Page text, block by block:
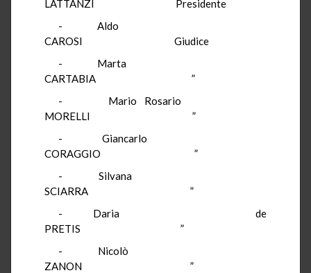
LATTANZI Presidente
- Aldo
CAROSI Giudice
- Marta
CARTABIA ”
- Mario Rosario
MORELLI ”
- Giancarlo
CORAGGIO ”
- Silvana
SCIARRA ”
- Daria de
PRETIS ”
- Nicolò
ZANON ”